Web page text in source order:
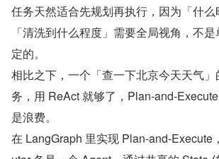
任务天然适合先规划再执行，因为「什
「清洗到什么程度」需要全局视角，不
定的。
相比之下，一个「查一下北京今天天气
务，用 ReAct 就够了，Plan-and-
是浪费。
在 LangGraph 里实现 Plan-and-Execute